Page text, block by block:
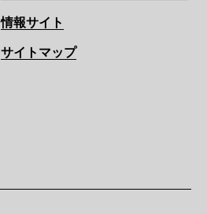
情報サイト
サイトマップ